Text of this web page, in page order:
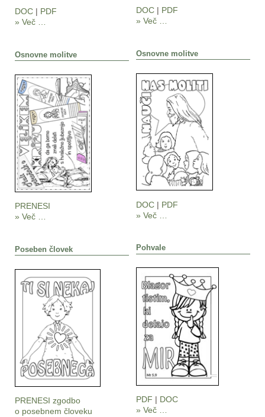
DOC | PDF
» Več …
DOC| PDF
» Več …
Osnovne molitve
DOC | PDF
» Več …
Osnovne molitve
PRENESI
» Več …
Pohvale
PDF | DOC
» Več …
Poseben človek
PRENESI zgodbo
o posebnem človeku